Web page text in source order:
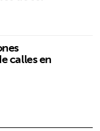
calles en